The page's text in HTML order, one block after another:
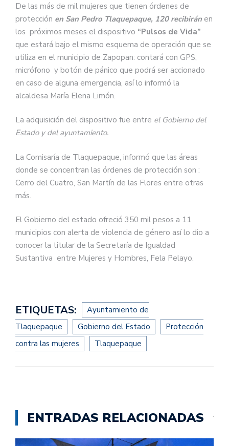
De las más de mil mujeres que tienen órdenes de
protección en San Pedro Tlaquepaque, 120 recibirán en
los próximos meses el dispositivo “Pulsos de Vida”
que estará bajo el mismo esquema de operación que se
utiliza en el municipio de Zapopan: contará con GPS,
micrófono y botón de pánico que podrá ser accionado
en caso de alguna emergencia, así lo informó la
alcaldesa María Elena Limón.
La adquisición del dispositivo fue entre el Gobierno del
Estado y del ayuntamiento.
La Comisaría de Tlaquepaque, informó que las áreas
donde se concentran las órdenes de protección son :
Cerro del Cuatro, San Martín de las Flores entre otras
más.
El Gobierno del estado ofreció 350 mil pesos a 11
municipios con alerta de violencia de género así lo dio a
conocer la titular de la Secretaría de Igualdad
Sustantiva entre Mujeres y Hombres, Fela Pelayo.
ETIQUETAS:
Ayuntamiento de
Tlaquepaque
Gobierno del Estado
Protección
contra las mujeres
Tlaquepaque
ENTRADAS RELACIONADAS